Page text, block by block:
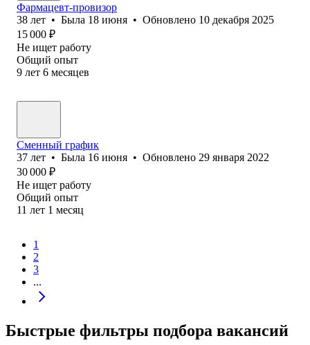
Фармацевт-провизор
38 лет • Была 18 июня • Обновлено 10 декабря 2025
15 000 ₽
Не ищет работу
Общий опыт
9 лет 6 месяцев
Сменный график
37 лет • Была 16 июня • Обновлено 29 января 2022
30 000 ₽
Не ищет работу
Общий опыт
11 лет 1 месяц
1
2
3
...
Быстрые фильтры подбора вакансий